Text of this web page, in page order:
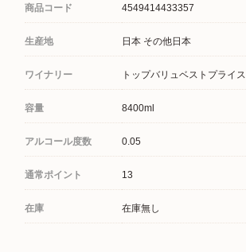
商品コード 4549414433357
生産地 日本 その他日本
ワイナリー トップバリュベストプライス
容量 8400ml
アルコール度数 0.05
通常ポイント 13
在庫 在庫無し